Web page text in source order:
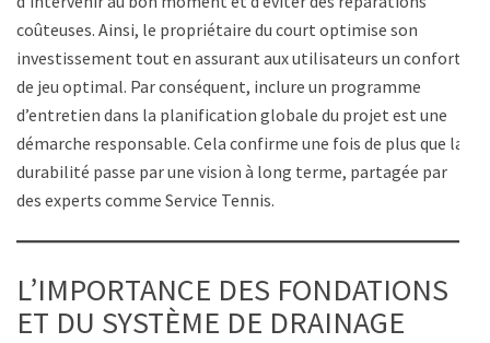
coûteuses. Ainsi, le propriétaire du court optimise son
investissement tout en assurant aux utilisateurs un confort
de jeu optimal. Par conséquent, inclure un programme
d’entretien dans la planification globale du projet est une
démarche responsable. Cela confirme une fois de plus que la
durabilité passe par une vision à long terme, partagée par
des experts comme Service Tennis.
L’IMPORTANCE DES FONDATIONS
ET DU SYSTÈME DE DRAINAGE